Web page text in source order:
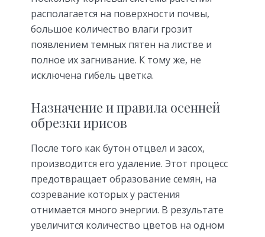
располагается на поверхности почвы,
большое количество влаги грозит
появлением темных пятен на листве и
полное их загнивание. К тому же, не
исключена гибель цветка.
Назначение и правила осенней
обрезки ирисов
После того как бутон отцвел и засох,
производится его удаление. Этот процесс
предотвращает образование семян, на
созревание которых у растения
отнимается много энергии. В результате
увеличится количество цветов на одном